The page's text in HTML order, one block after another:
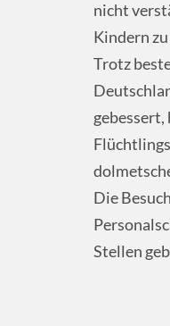
nicht
Kindern
Trotz
gebessert,
Die
Stellen